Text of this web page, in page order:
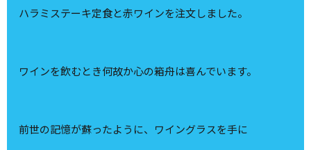
ハラミステーキ定食と赤ワインを注文しました。
ワインを飲むとき何故か心の箱舟は喜んでいます。
前世の記憶が蘇ったように、ワイングラスを手に